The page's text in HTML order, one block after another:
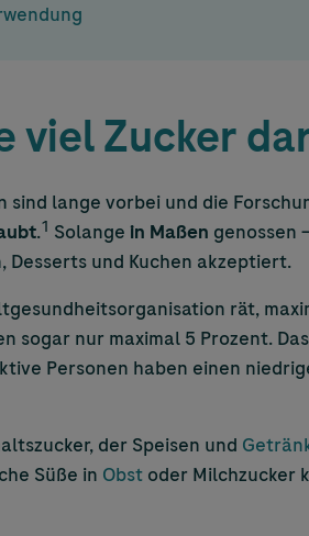
viel Zucker
sind lange vorbei und die
.1 Solange in Maßen genossen
Desserts und Kuchen akzeptiert.
rät,
sogar nur maximal 5 Prozent.
Personen haben einen
der Speisen und
Süße in Obst oder Milchzucker